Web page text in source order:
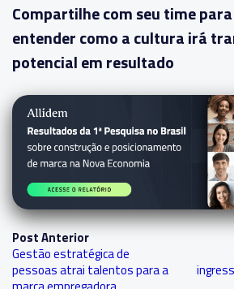
Compartilhe com seu time
entender como a cultura irá
potencial em resultado
Post Anterior
Gestão estratégica de
pessoas atrai talentos para a